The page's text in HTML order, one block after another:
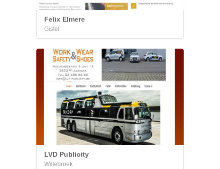
Felix Elmere
Gistel
LVD Publicity
Willebroek